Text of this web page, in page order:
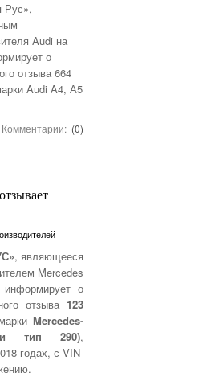
Рус»,
Audi на
о
отзыва 664
Audi A4, А5
Комментарии: (0)
, являющееся
Mercedes
о
отзыва 123
Mercedes-
тип 290),
годах, с VIN-